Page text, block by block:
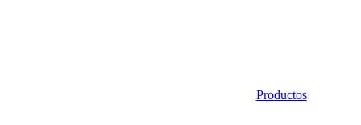
Productos